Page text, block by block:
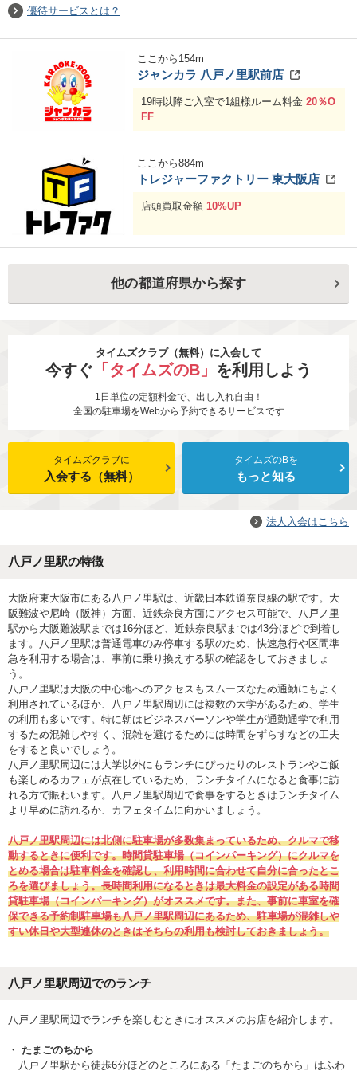
優待サービスとは？
ここから 154m
ジャンカラ 八戸ノ里駅前店
19時以降ご入室で1組様ルーム料金 20％O
FF
ここから884m
トレジャーファクトリー 東大阪店
店頭買取金額 10%UP
他の都道府県から探す
タイムズクラブ（無料）に入会して
今すぐ 「タイムズのB」 を利用しよう
1日単位の定額料金で、出し入れ自由！
全国の駐車場をWebから予約できるサービスです
タイムズクラブに
入会する（無料）
タイムズのBを
もっと知る
法人入会はこちら
八戸ノ里駅の特徴
大阪府東大阪市にある八戸ノ里駅は、近畿日本鉄道奈良線の駅です。大
阪難波や尼崎（阪神）方面、近鉄奈良方面にアクセス可能で、八戸ノ里
駅から大阪難波駅までは16分ほど、近鉄奈良駅までは43分ほどで到着し
ます。八戸ノ里駅は普通電車のみ停車する駅のため、快速急行や区間準
急を利用する場合は、事前に乗り換えする駅の確認をしておきましょ
う。
八戸ノ里駅は大阪の中心地へのアクセスもスムーズなため通勤にもよく
利用されているほか、八戸ノ里駅周辺には複数の大学があるため、学生
の利用も多いです。特に朝はビジネスパーソンや学生が通勤通学で利用
するため混雑しやすく、混雑を避けるためには時間をずらすなどの工夫
をすると良いでしょう。
八戸ノ里駅周辺には大学以外にもランチにぴったりのレストランやご飯
も楽しめるカフェが点在しているため、ランチタイムになると食事に訪
れる方で賑わいます。八戸ノ里駅周辺で食事をするときはランチタイム
より早めに訪れるか、カフェタイムに向かいましょう。
八戸ノ里駅周辺には北側に駐車場が多数集まっているため、クルマで移
動するときに便利です。時間貸駐車場（コインパーキング）にクルマを
とめる場合は駐車料金を確認し、利用時間に合わせて自分に合ったとこ
ろを選びましょう。長時間利用になるときは最大料金の設定がある時間
貸駐車場（コインパーキング）がオススメです。また、事前に車室を確
保できる予約制駐車場も八戸ノ里駅周辺にあるため、駐車場が混雑しや
すい休日や大型連休のときはそちらの利用も検討しておきましょう。
八戸ノ里駅周辺でのランチ
八戸ノ里駅周辺でランチを楽しむときにオススメのお店を紹介します。
たまごのちから
八戸ノ里駅から徒歩6分ほどのところにある「たまごのちから」はふわ